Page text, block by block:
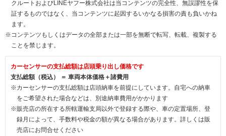
クルートおよびLINEヤフー株式会社は当コンテンツの完全性、無誤謬性を保
証するものではなく、当コンテンツに起因するいかなる損害の責も負いかね
ます。
※コンテンツもしくはデータの全部または一部を無断で転写、転載、複製する
ことを禁じます。
カーセンサーの支払総額は店頭乗り出し価格です
支払総額（税込） ＝ 車両本体価格＋諸費用
※カーセンサーの支払総額は店頭納車を前提にしています。自宅への納車
をご希望された場合などは、別途納車費用がかかります
※販売店の所在する所轄運輸支局以外で登録する際や、車の定置場所、登
録月によって、手数料や税金の額が異なる場合があります。詳しくは販
売店にお問合せください